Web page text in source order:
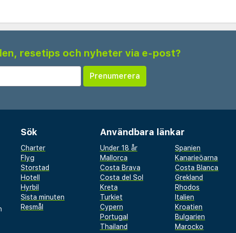
resetips och nyheter via e-post?
Sök
Charter
Flyg
Storstad
Hotell
Hyrbil
Sista minuten
Resmål
Användbara länkar
Under 18 år
Spanien
Mallorca
Kanarieöarna
Costa Brava
Costa Blanca
Costa del Sol
Grekland
Kreta
Rhodos
Turkiet
Italien
Cypern
Kroatien
Portugal
Bulgarien
Thailand
Marocko